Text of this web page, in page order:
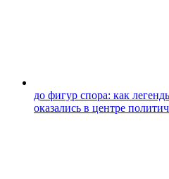
до фигур спора: как
оказались в центре